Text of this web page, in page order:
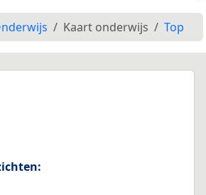
Kaart onderwijs Top